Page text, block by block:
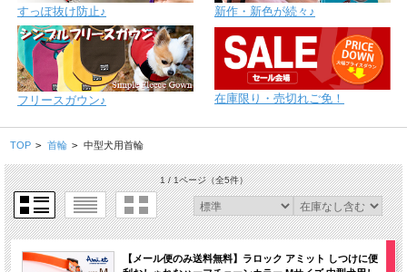
すっぽ抜け防止♪ 新作・新色が続々♪
フリースガウン♪ 在庫限り・売切れご免！
TOP > 首輪 > 中型犬用首輪
1 / 1ページ（全5件）
【メール便のみ送料無料】ラロック アミット しつけに便